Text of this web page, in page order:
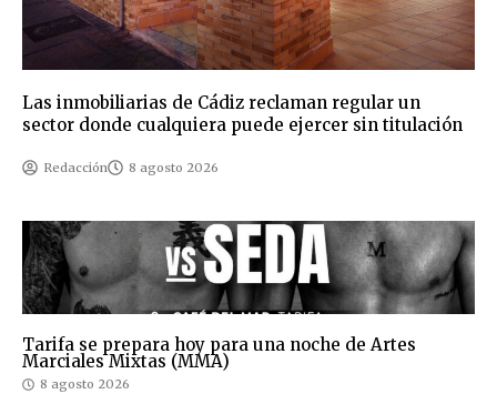
Las inmobiliarias de Cádiz reclaman regular un
sector donde cualquiera puede ejercer sin titulación
Redacción 8 agosto 2026
Tarifa se prepara hoy para una noche de Artes
Marciales Mixtas (MMA)
8 agosto 2026